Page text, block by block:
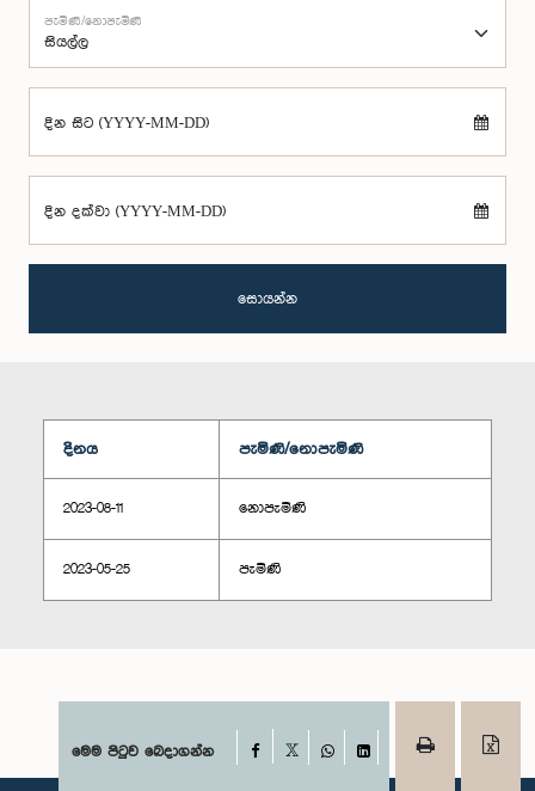
පැමිණි/නොපැමිණි
දින සිට (YYYY-MM-DD)
දින දක්වා (YYYY-MM-DD)
සොයන්න
දිනය පැමිණි/නොපැමිණි
2023-08-11 නොපැමිණි
2023-05-25 පැමිණි
මෙම පිටුව බෙදාගන්න Facebook
WhatsAppLinkedIn